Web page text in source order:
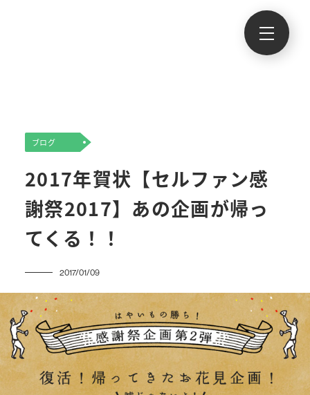
ブログ
2017年賀状【セルファン感
謝祭2017】あの企画が帰っ
てくる！！
2017/01/09